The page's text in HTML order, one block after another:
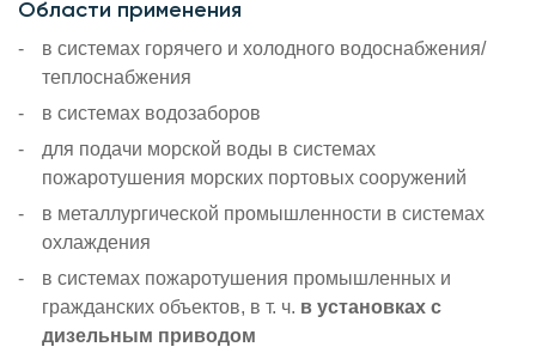
Области применения
в системах горячего и холодного водоснабжения/
теплоснабжения
в системах водозаборов
для подачи морской воды в системах
пожаротушения морских портовых сооружений
в металлургической промышленности в системах
охлаждения
в системах пожаротушения промышленных и
гражданских объектов, в т. ч. в установках с
дизельным приводом